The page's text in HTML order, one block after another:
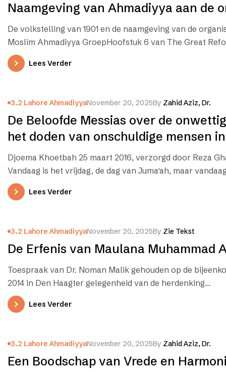
Naamgeving van Ahmadiyya aan de
De volkstelling van 1901 en de naamgeving van de
Moslim Ahmadiyya GroepHoofstuk 6 van The Great
Lees Verder
3.2 Lahore AhmadiyyaNovember 20, 2025By Zahid Aziz, Dr.
De Beloofde Messias over de
het doden van onschuldige mensen
de islam
Djoema Khoetbah 25 maart 2016, verzorgd door Reza
Vandaag is het vrijdag, de dag van Juma‘ah, maar
Lees Verder
3.2 Lahore AhmadiyyaNovember 20, 2025By Zie Tekst
De Erfenis van Maulana Muhammad
Toespraak van Dr. Noman Malik gehouden op de
2014 in Den Haagter gelegenheid van de herdenking…
Lees Verder
3.2 Lahore AhmadiyyaNovember 20, 2025By Zahid Aziz, Dr.
Een Boodschap van Vrede en